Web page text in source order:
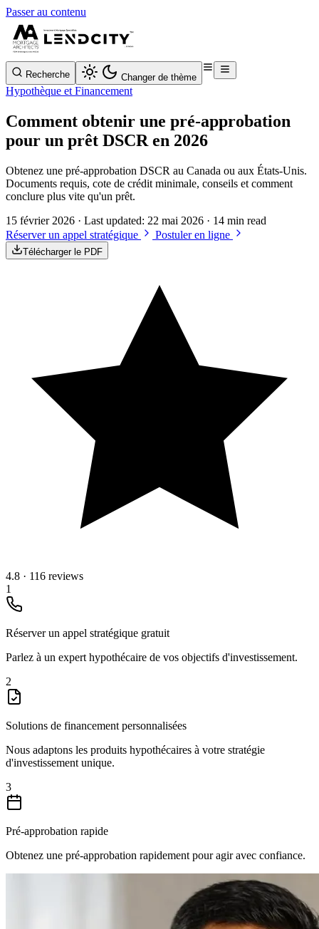
Passer au contenu
Recherche Changer de thème
Hypothèque et Financement
Comment obtenir une pré-approbation
pour un prêt DSCR en 2026
Obtenez une pré-approbation DSCR au Canada ou aux États-Unis.
Documents requis, cote de crédit minimale, conseils et comment
conclure plus vite qu'un prêt.
15 février 2026 · Last updated: 22 mai 2026 · 14 min read
Réserver un appel stratégique
Postuler en ligne
Télécharger le PDF
4.8 · 116 reviews
1
Réserver un appel stratégique gratuit
Parlez à un expert hypothécaire de vos objectifs d'investissement.
2
Solutions de financement personnalisées
Nous adaptons les produits hypothécaires à votre stratégie
d'investissement unique.
3
Pré-approbation rapide
Obtenez une pré-approbation rapidement pour agir avec confiance.